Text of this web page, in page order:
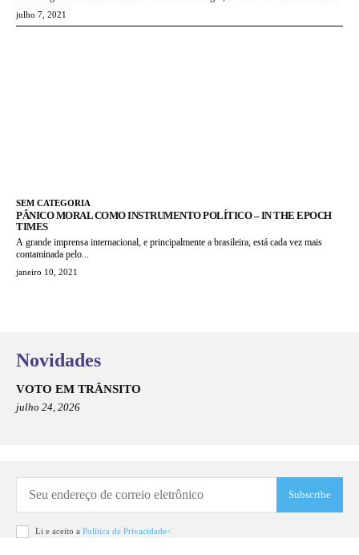
julho 7, 2021
SEM CATEGORIA
PÂNICO MORAL COMO INSTRUMENTO POLÍTICO – IN THE EPOCH
TIMES
A grande imprensa internacional, e principalmente a brasileira, está cada vez mais
contaminada pelo...
janeiro 10, 2021
Novidades
VOTO EM TRÂNSITO
julho 24, 2026
Subscribe
Li e aceito a Política de Privacidade<